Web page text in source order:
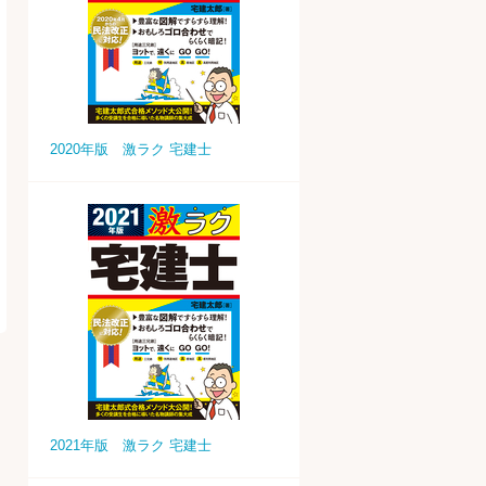
2020年版 激ラク 宅建士
2021年版 激ラク 宅建士